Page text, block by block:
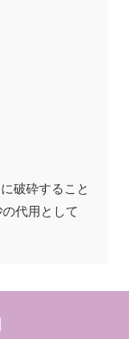
破砕すること
代用として